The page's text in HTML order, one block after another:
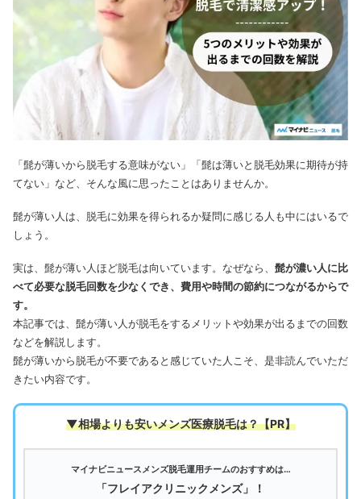
「髭が薄いから脱毛する意味がない」「髭は薄いと脱毛効果に期待が持
てない」など、そんな風に思ったことはありませんか。
髭が薄い人は、脱毛に効果を得られるか疑問に感じる人も中にはいるで
しょう。
実は、髭が薄い人ほど脱毛は向いています。なぜなら、 髭が濃い人に比
べて必要な脱毛回数を少なくでき、費用や時間の節約につながるからで
す。
本記事では、髭が薄い人が脱毛をするメリットや効果が出るまでの回数
などを解説します。
髭が薄いから脱毛が不要であると感じていた人こそ、是非読んでいただ
きたい内容です。
▼相場よりも安いメンズ医療脱毛は？【PR】
マイナビニュースメンズ脱毛運用チームのおすすめは…
「フレイアクリニックメンズ」！